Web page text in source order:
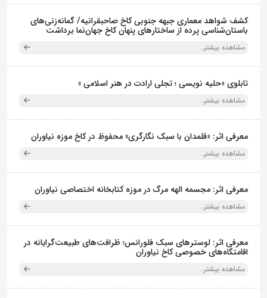
جنگ تا جلال صلح ؛ روایت
گَنداره"
های مسعود عربشاهی
در مجموعه نیاوران؛ اعتراض به
تخریب میراث فرهنگی ایران
کشف شواهد معماری جبهه جنوبی کاخ صاحبقرانیه/ گمانه‌زنی‌های
باستان‌شناسی پرده از ساختارهای پنهان کاخ جهان‌نما برداشت
مشاهده بیشتر..
تابلوی «حلیه نویسی ؛ تجلی ارادت در هنر اسلامی »
مشاهده بیشتر..
معرفی اثر: «قلمدان با سبک نگارگری» محفوظ در کاخ موزه نیاوران
مشاهده بیشتر..
معرفی اثر: مجسمه الهه مرگ در موزه کتابخانه اختصاصی نیاوران
مشاهده بیشتر..
معرفی اثر: لوسترهای سبک فلورانس؛ ظرافت‌های طبیعت‌گرایانه در
اقامتگاه‌های خصوصی کاخ نیاوران
مشاهده بیشتر..